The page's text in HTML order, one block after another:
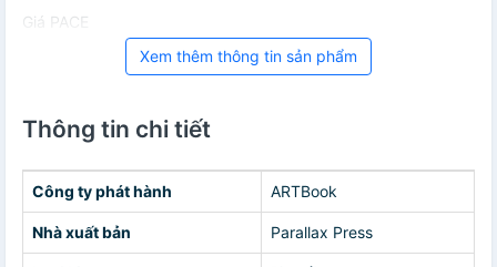
Giá PACE
Xem thêm thông tin sản phẩm
Thông tin chi tiết
Công ty phát hành ARTBook
Nhà xuất bản Parallax Press